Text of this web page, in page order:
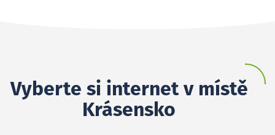
Vyberte si internet v místě
Krásensko